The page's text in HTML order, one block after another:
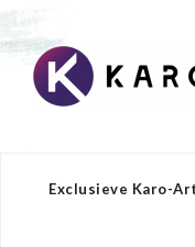
Exclusieve Karo-